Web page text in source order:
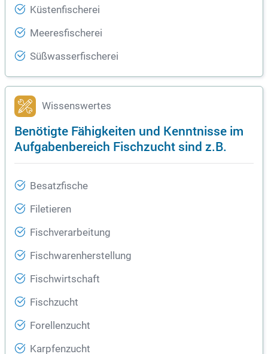
Küstenfischerei
Meeresfischerei
Süßwasserfischerei
Wissenswertes
Benötigte Fähigkeiten und Kenntnisse im
Aufgabenbereich Fischzucht sind z.B.
Besatzfische
Filetieren
Fischverarbeitung
Fischwarenherstellung
Fischwirtschaft
Fischzucht
Forellenzucht
Karpfenzucht